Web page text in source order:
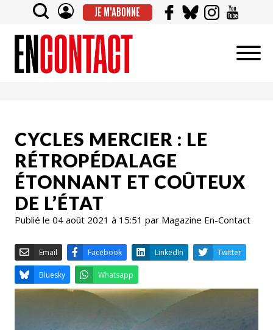
JE M'ABONNE
CYCLES MERCIER : LE
RÉTROPÉDALAGE
ÉTONNANT ET COÛTEUX
DE L’ÉTAT
Publié le 04 août 2021 à 15:51 par Magazine En-Contact
Facebook LinkedIn